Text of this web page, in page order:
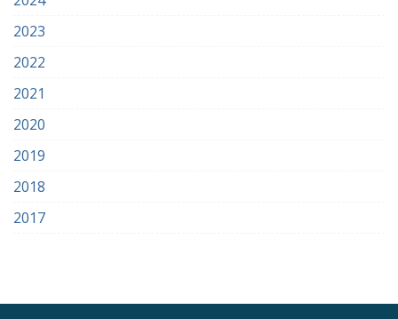
2023
2022
2021
2020
2019
2018
2017